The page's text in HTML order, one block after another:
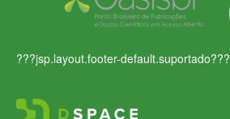
???jsp.layout.footer-default.suportado???